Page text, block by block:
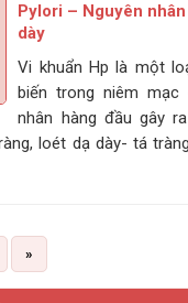
Pylori – Nguyên
dày
Vi khuẩn Hp là một
biến trong niêm mạc
nhân hàng đầu gây
loét dạ dày- tá
»